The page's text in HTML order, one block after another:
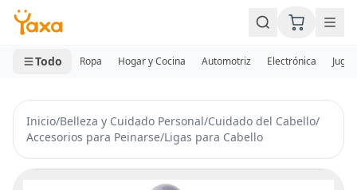
MINI CARRITO
0 productos
Todo Ropa Hogar y Cocina Automotriz Electrónica
Inicio/Belleza y Cuidado Personal/Cuidado del Cabello/
Accesorios para Peinarse/Ligas para Cabello